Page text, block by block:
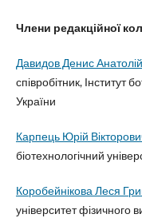
Члени редакційної
Давидов Денис
співробітник, Інститут
України
Карпець Юрій
біотехнологічний
Коробейнікова Леся
університет фізичного